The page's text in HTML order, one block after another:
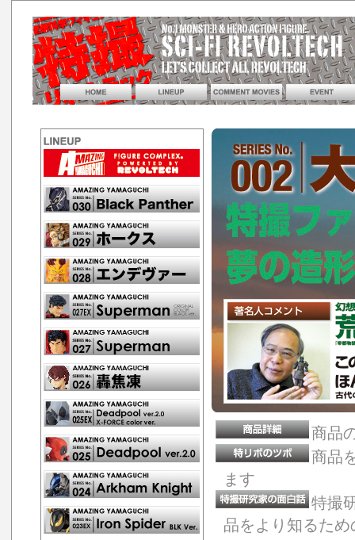
商品
商品
ます
特撮
品をより知るた